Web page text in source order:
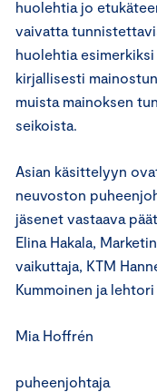
huolehtia jo
vaivatta
huolehtia
kirjallisesti
muista mainoksen
seikoista.
Asian käsittelyyn
neuvoston
jäsenet vastaava
Elina Hakala,
vaikuttaja, KTM
Kummoinen ja
Mia